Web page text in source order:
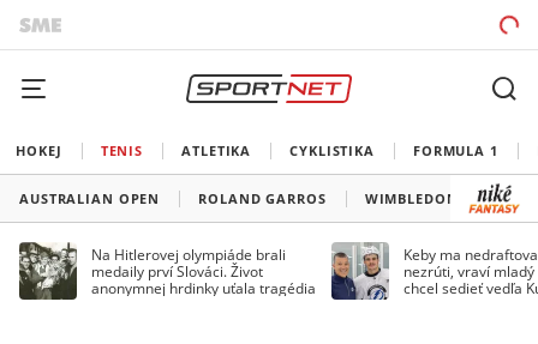
HOKEJ TENIS ATLETIKA CYKLISTIKA FORMULA 1
AUSTRALIAN OPEN ROLAND GARROS WIMBLEDON US
Na Hitlerovej olympiáde brali
medaily prví Slováci. Život
anonymnej hrdinky uťala tragédia
Keby ma
nezrúti, vraví mladý
chcel sedieť vedľa